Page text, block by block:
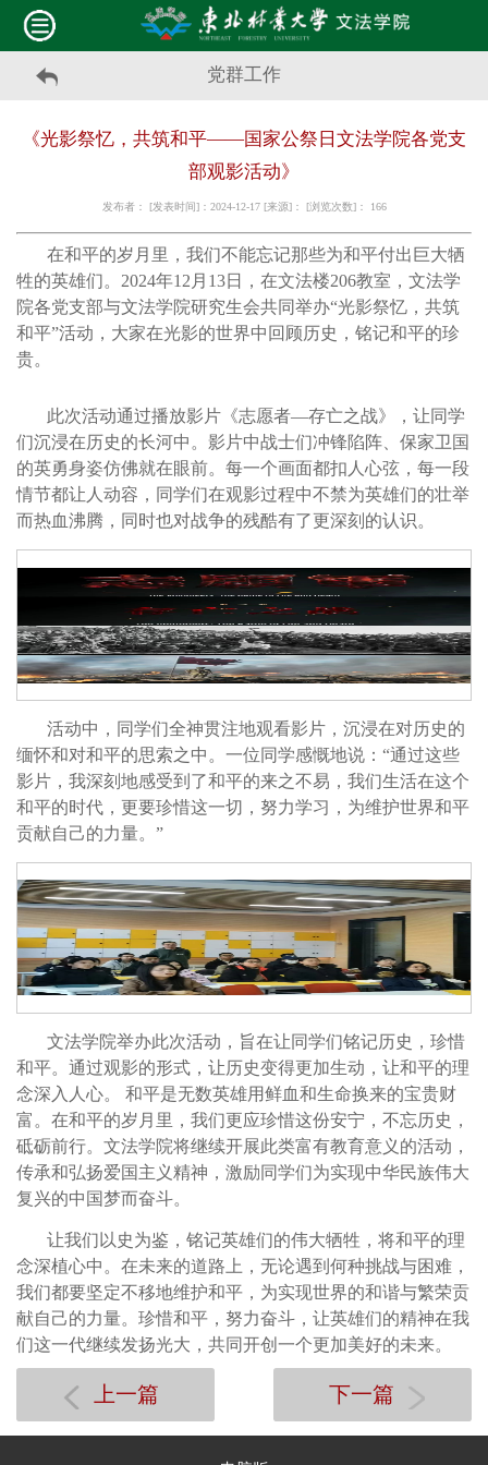
党群工作
《光影祭忆，共筑和平——国家公祭日文法学院各党支
部观影活动》
发布者： [发表时间]：2024-12-17 [来源]： [浏览次数]： 166
在和平的岁月里，我们不能忘记那些为和平付出巨大牺
牲的英雄们。2024年12月13日，在文法楼206教室，文法学
院各党支部与文法学院研究生会共同举办“光影祭忆，共筑
和平”活动，大家在光影的世界中回顾历史，铭记和平的珍
贵。
此次活动通过播放影片《志愿者—存亡之战》，让同学
们沉浸在历史的长河中。影片中战士们冲锋陷阵、保家卫国
的英勇身姿仿佛就在眼前。每一个画面都扣人心弦，每一段
情节都让人动容，同学们在观影过程中不禁为英雄们的壮举
而热血沸腾，同时也对战争的残酷有了更深刻的认识。
活动中，同学们全神贯注地观看影片，沉浸在对历史的
缅怀和对和平的思索之中。一位同学感慨地说：“通过这些
影片，我深刻地感受到了和平的来之不易，我们生活在这个
和平的时代，更要珍惜这一切，努力学习，为维护世界和平
贡献自己的力量。”
文法学院举办此次活动，旨在让同学们铭记历史，珍惜
和平。通过观影的形式，让历史变得更加生动，让和平的理
念深入人心。 和平是无数英雄用鲜血和生命换来的宝贵财
富。在和平的岁月里，我们更应珍惜这份安宁，不忘历史，
砥砺前行。文法学院将继续开展此类富有教育意义的活动，
传承和弘扬爱国主义精神，激励同学们为实现中华民族伟大
复兴的中国梦而奋斗。
让我们以史为鉴，铭记英雄们的伟大牺牲，将和平的理
念深植心中。在未来的道路上，无论遇到何种挑战与困难，
我们都要坚定不移地维护和平，为实现世界的和谐与繁荣贡
献自己的力量。珍惜和平，努力奋斗，让英雄们的精神在我
们这一代继续发扬光大，共同开创一个更加美好的未来。
上一篇 下一篇